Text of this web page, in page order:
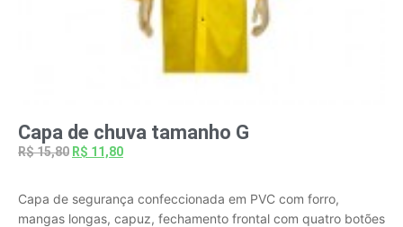
Capa de chuva tamanho G
R$15,80 R$ 11,80
Capa de segurança confeccionada em PVC com forro,
mangas longas, capuz, fechamento frontal com quatro botões